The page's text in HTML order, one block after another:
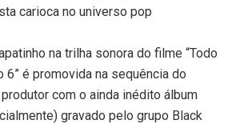
carioca no universo pop
na trilha sonora do filme “Todo
6” é promovida na sequência do
com o ainda inédito álbum
gravado pelo grupo Black